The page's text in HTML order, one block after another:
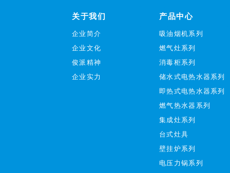
关于我们
企业简介
企业文化
俊派精神
企业实力
产品中心
吸油烟机系列
燃气灶系列
消毒柜系列
储水式电热水器系列
即热式电热水器系列
燃气热水器系列
集成灶系列
台式灶具
壁挂炉系列
电压力锅系列